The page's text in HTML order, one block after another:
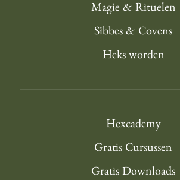
Magie & Rituelen
Sibbes & Covens
Heks worden
Hexcademy
Gratis Cursussen
Gratis Downloads